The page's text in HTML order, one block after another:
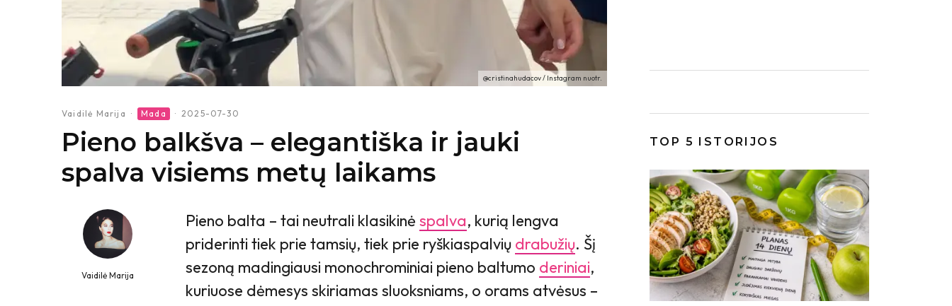
@cristinahudacov / Instagram nuotr.
Vaidilė Marija · Mada · 2025-07-30
Pieno balkšva – elegantiška ir jauki
spalva visiems metų laikams
Vaidilė Marija
Pieno balta – tai neutrali klasikinė spalva, kurią lengva
priderinti tiek prie tamsių, tiek prie ryškiaspalvių drabužių. Šį
sezoną madingiausi monochrominiai pieno baltumo deriniai,
kuriuose dėmesys skiriamas sluoksniams, o orams atvėsus –
TOP 5 ISTORIJOS